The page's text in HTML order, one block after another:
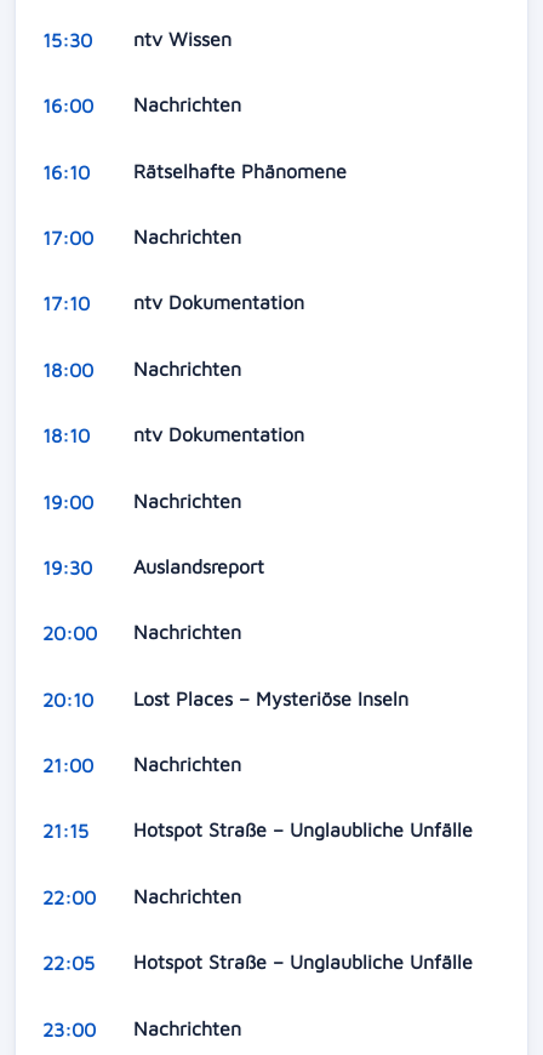
15:30 ntv Wissen
16:00 Nachrichten
16:10 Rätselhafte Phänomene
17:00 Nachrichten
17:10 ntv Dokumentation
18:00 Nachrichten
18:10 ntv Dokumentation
19:00 Nachrichten
19:30 Auslandsreport
20:00 Nachrichten
20:10 Lost Places – Mysteriöse Inseln
21:00 Nachrichten
21:15 Hotspot Straße – Unglaubliche Unfälle
22:00 Nachrichten
22:05 Hotspot Straße – Unglaubliche Unfälle
23:00 Nachrichten